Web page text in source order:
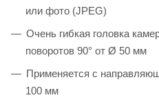
или фото (JPEG)
Очень гибкая головка
поворотов 90° от Ø 50 мм
Применяется с
100 мм